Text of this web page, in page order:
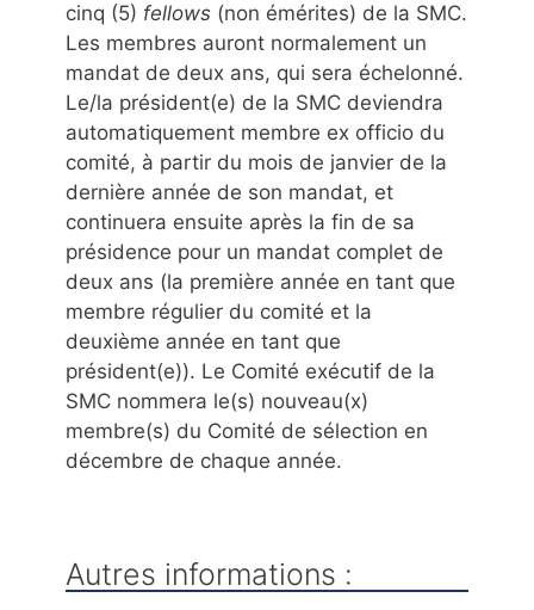
cinq (5) fellows (non émérites) de la SMC.
Les membres auront normalement un
mandat de deux ans, qui sera échelonné.
Le/la président(e) de la SMC deviendra
automatiquement membre ex officio du
comité, à partir du mois de janvier de la
dernière année de son mandat, et
continuera ensuite après la fin de sa
présidence pour un mandat complet de
deux ans (la première année en tant que
membre régulier du comité et la
deuxième année en tant que
président(e)). Le Comité exécutif de la
SMC nommera le(s) nouveau(x)
membre(s) du Comité de sélection en
décembre de chaque année.
Autres informations :